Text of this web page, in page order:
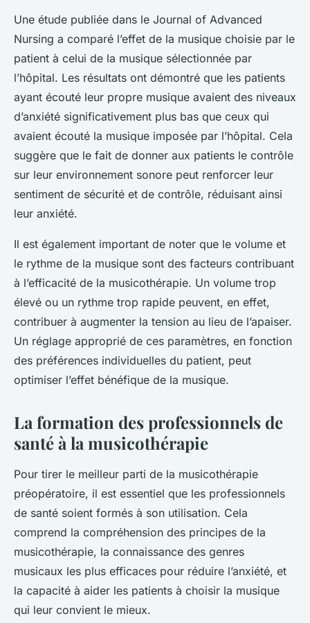
Une étude publiée dans le Journal of Advanced
Nursing a comparé l’effet de la musique choisie par le
patient à celui de la musique sélectionnée par
l’hôpital. Les résultats ont démontré que les patients
ayant écouté leur propre musique avaient des niveaux
d’anxiété significativement plus bas que ceux qui
avaient écouté la musique imposée par l’hôpital. Cela
suggère que le fait de donner aux patients le contrôle
sur leur environnement sonore peut renforcer leur
sentiment de sécurité et de contrôle, réduisant ainsi
leur anxiété.
Il est également important de noter que le volume et
le rythme de la musique sont des facteurs contribuant
à l’efficacité de la musicothérapie. Un volume trop
élevé ou un rythme trop rapide peuvent, en effet,
contribuer à augmenter la tension au lieu de l’apaiser.
Un réglage approprié de ces paramètres, en fonction
des préférences individuelles du patient, peut
optimiser l’effet bénéfique de la musique.
La formation des professionnels de
santé à la musicothérapie
Pour tirer le meilleur parti de la musicothérapie
préopératoire, il est essentiel que les professionnels
de santé soient formés à son utilisation. Cela
comprend la compréhension des principes de la
musicothérapie, la connaissance des genres
musicaux les plus efficaces pour réduire l’anxiété, et
la capacité à aider les patients à choisir la musique
qui leur convient le mieux.